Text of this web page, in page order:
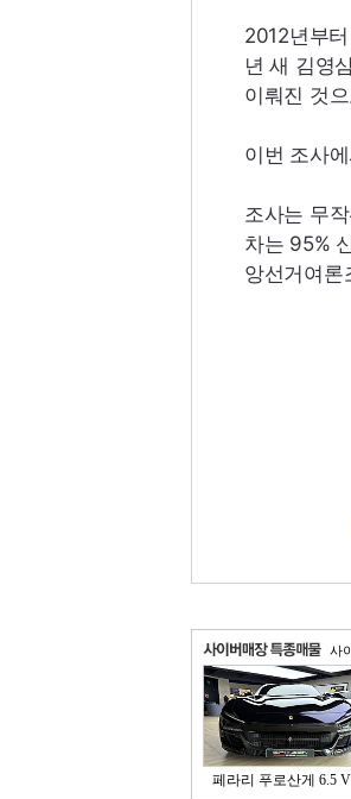
2012년부
년 새 김영
이뤄진 것
이번 조사
조사는 무
차는 95%
앙선거여론
사
페라리 푸로산게 6.5